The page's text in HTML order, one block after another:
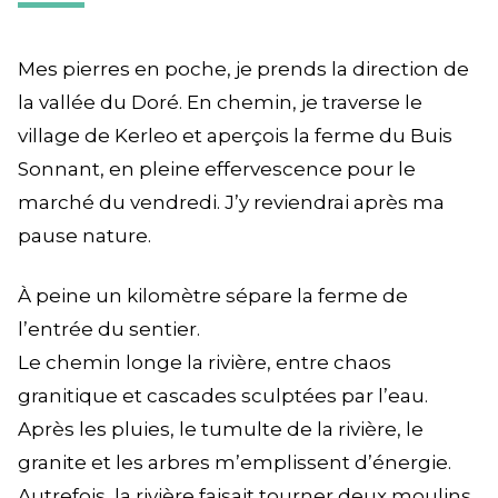
Mes pierres en poche, je prends la direction de
la vallée du Doré. En chemin, je traverse le
village de Kerleo et aperçois la ferme du Buis
Sonnant, en pleine effervescence pour le
marché du vendredi. J’y reviendrai après ma
pause nature.
À peine un kilomètre sépare la ferme de
l’entrée du sentier.
Le chemin longe la rivière, entre chaos
granitique et cascades sculptées par l’eau.
Après les pluies, le tumulte de la rivière, le
granite et les arbres m’emplissent d’énergie.